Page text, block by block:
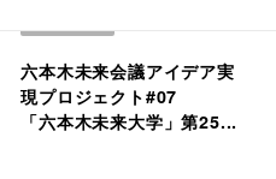
六本木未来会議アイデア実
現プロジェクト#07
「六本木未来大学」第25...